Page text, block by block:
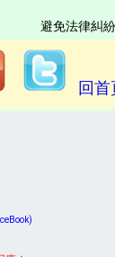
避免法律糾
回首